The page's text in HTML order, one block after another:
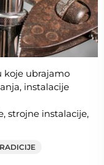
koje ubrajamo
instalacije
strojne instalacije,